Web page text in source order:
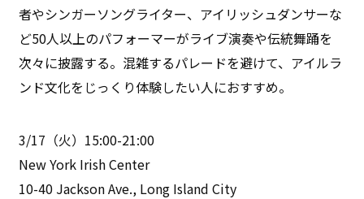
者やシンガーソングライター、アイリッシュダンサーな
ど50人以上のパフォーマーがライブ演奏や伝統舞踊を
次々に披露する。混雑するパレードを避けて、アイルラ
ンド文化をじっくり体験したい人におすすめ。
3/17（火）15:00-21:00
New York Irish Center
10-40 Jackson Ave., Long Island City